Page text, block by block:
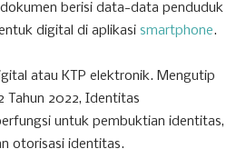
berisi data-data penduduk
digital di aplikasi smartphone.
atau KTP elektronik. Mengutip
Tahun 2022, Identitas
untuk pembuktian identitas,
otorisasi identitas.